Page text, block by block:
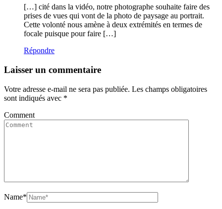
[…] cité dans la vidéo, notre photographe souhaite faire des
prises de vues qui vont de la photo de paysage au portrait.
Cette volonté nous amène à deux extrémités en termes de
focale puisque pour faire […]
Répondre
Laisser un commentaire
Votre adresse e-mail ne sera pas publiée. Les champs obligatoires
sont indiqués avec *
Comment
Name*